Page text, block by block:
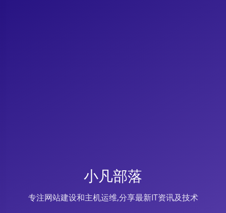
小凡部落
专注网站建设和主机运维,分享最新IT资讯及技术